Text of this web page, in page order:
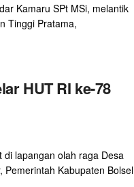
Kamaru SPt MSi, melantik
Tinggi Pratama,
HUT RI ke-78
di lapangan olah raga Desa
Pemerintah Kabupaten Bolsel